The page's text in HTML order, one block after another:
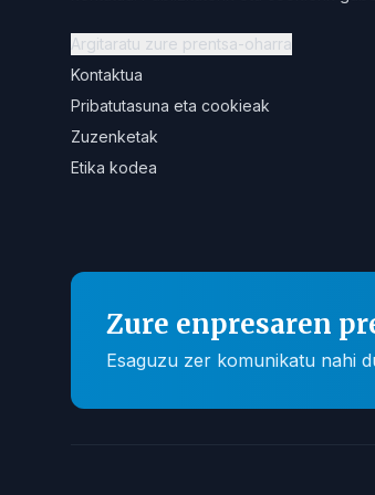
Argitaratu zure prentsa-oharra
Kontaktua
Pribatutasuna eta cookieak
Zuzenketak
Etika kodea
Zure enpresaren
Esaguzu zer komunikatu nahi